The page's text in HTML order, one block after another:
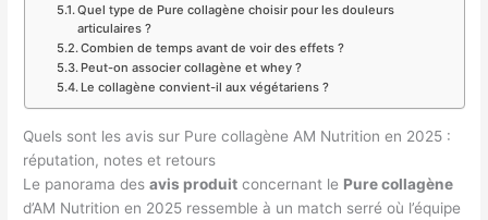
Quel type de Pure collagène choisir pour les douleurs
articulaires ?
Combien de temps avant de voir des effets ?
Peut-on associer collagène et whey ?
Le collagène convient-il aux végétariens ?
Quels sont les avis sur Pure collagène AM Nutrition en 2025 :
réputation, notes et retours
Le panorama desavis produit concernant le Pure collagène
d’AM Nutrition en 2025 ressemble à un match serré où l’équipe